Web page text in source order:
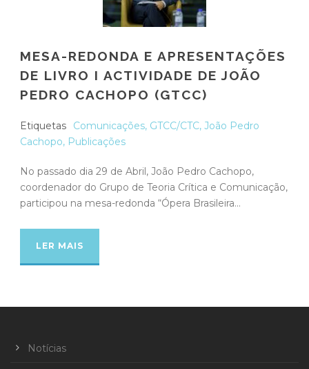
MESA-REDONDA E APRESENTAÇÕES
DE LIVRO I ACTIVIDADE DE JOÃO
PEDRO CACHOPO (GTCC)
Etiquetas Comunicações, GTCC/CTC, João Pedro
Cachopo, Publicações
No passado dia 29 de Abril, João Pedro Cachopo,
coordenador do Grupo de Teoria Crítica e Comunicação,
participou na mesa-redonda “Ópera Brasileira...
LER MAIS
Notícias